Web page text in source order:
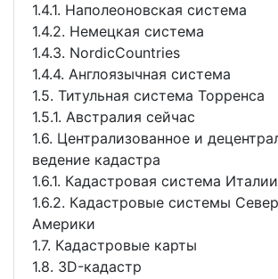
1.4.1. Наполеоновская система
1.4.2. Немецкая система
1.4.3. NordicCountries
1.4.4. Англоязычная система
1.5. Титульная система Торренса
1.5.1. Австралия сейчас
1.6. Централизованное и
ведение кадастра
1.6.1. Кадастровая система Италии
1.6.2. Кадастровые системы
Америки
1.7. Кадастровые карты
1.8. 3D-кадастр